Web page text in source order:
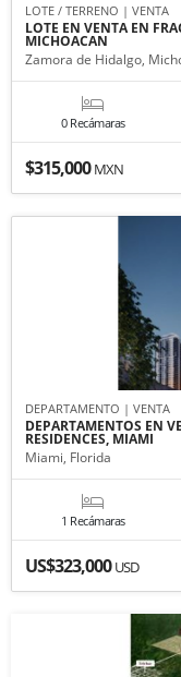
LOTE / TERRENO | VENTA
LOTE EN VENTA EN
MICHOACAN
Zamora de Hidalgo,
0 Recámaras
$315,000MXN
DEPARTAMENTO | VENTA
DEPARTAMENTOS EN
RESIDENCES, MIAMI
Miami, Florida
1 Recámaras
US$323,000USD